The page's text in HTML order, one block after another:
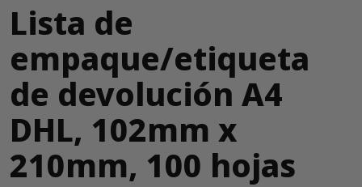
Lista de
empaque/etiqueta
de devolución A4
DHL, 102mm x
210mm, 100 hojas